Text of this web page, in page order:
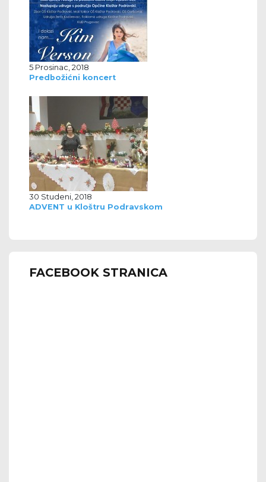
5 Prosinac, 2018
Predbožićni koncert
30 Studeni, 2018
ADVENT u Kloštru Podravskom
FACEBOOK STRANICA